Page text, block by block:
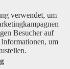
verwendet, um
Besucher auf
Informationen, um